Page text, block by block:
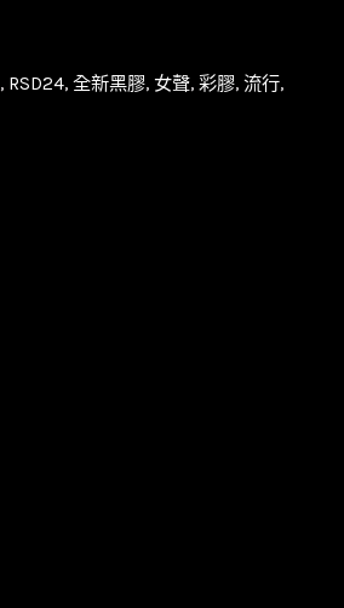
, RSD24,全新黑膠, 女聲,彩膠,流行,